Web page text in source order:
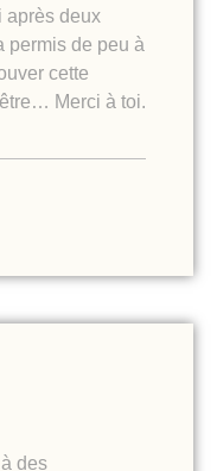
après deux
permis de peu à
cette
Merci à toi.
des